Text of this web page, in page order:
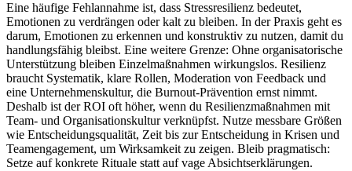
Eine häufige Fehlannahme ist, dass Stressresilienz bedeutet,
Emotionen zu verdrängen oder kalt zu bleiben. In der Praxis geht es
darum, Emotionen zu erkennen und konstruktiv zu nutzen, damit du
handlungsfähig bleibst. Eine weitere Grenze: Ohne organisatorische
Unterstützung bleiben Einzelmaßnahmen wirkungslos. Resilienz
braucht Systematik, klare Rollen, Moderation von Feedback und
eine Unternehmenskultur, die Burnout-Prävention ernst nimmt.
Deshalb ist der ROI oft höher, wenn du Resilienzmaßnahmen mit
Team- und Organisationskultur verknüpfst. Nutze messbare Größen
wie Entscheidungsqualität, Zeit bis zur Entscheidung in Krisen und
Teamengagement, um Wirksamkeit zu zeigen. Bleib pragmatisch:
Setze auf konkrete Rituale statt auf vage Absichtserklärungen.